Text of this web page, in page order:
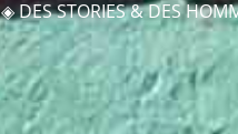
◈ DES STORIES & DES